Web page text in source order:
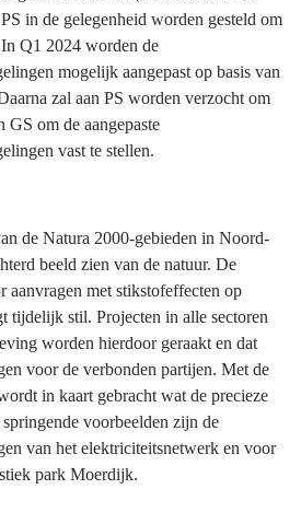
in de gelegenheid worden gesteld om
Q1 2024 worden de
mogelijk aangepast op basis van
zal aan PS worden verzocht om
GS om de aangepaste
vast te stellen.
de Natura 2000-gebieden in Noord-
beeld zien van de natuur. De
met stikstofeffecten op
tijdelijk stil. Projecten in alle sectoren
worden hierdoor geraakt en dat
voor de verbonden partijen. Met de
in kaart gebracht wat de precieze
voorbeelden zijn de
van het elektriciteitsnetwerk en voor
park Moerdijk.